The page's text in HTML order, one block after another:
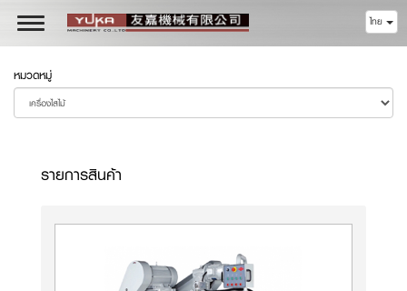
Toggle
navigation
ไทย
หมวดหมู่
รายการสินค้า